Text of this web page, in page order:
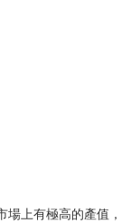
上有極高的產值，